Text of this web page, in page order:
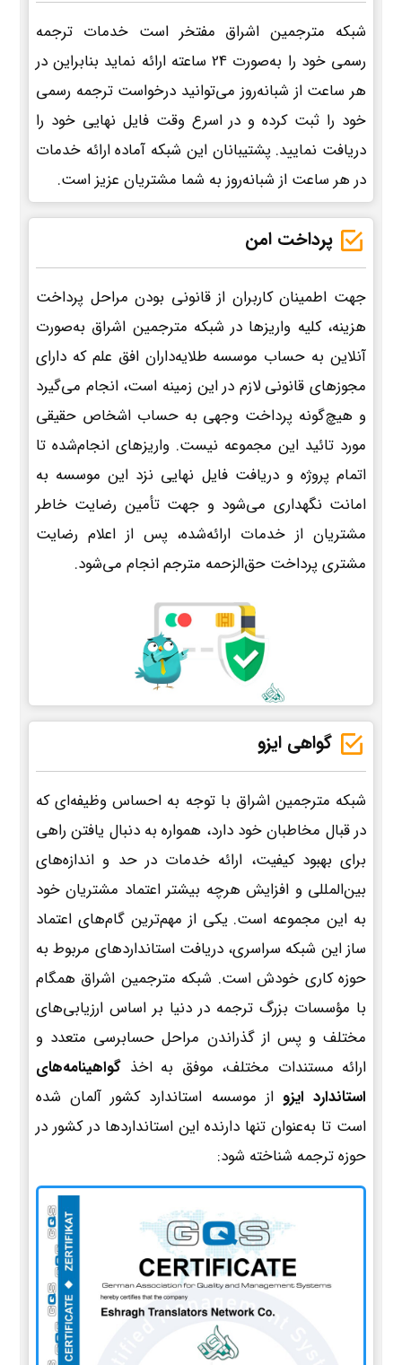
شبکه مترجمین اشراق مفتخر است خدمات ترجمه
رسمی خود را به‌صورت 24 ساعته ارائه نماید بنابراین در
هر ساعت از شبانه‌روز می‌توانید درخواست ترجمه رسمی
خود را ثبت کرده و در اسرع وقت فایل نهایی خود را
دریافت نمایید. پشتیبانان این شبکه آماده ارائه خدمات
در هر ساعت از شبانه‌روز به شما مشتریان عزیز است.
پرداخت امن
جهت اطمینان کاربران از قانونی بودن مراحل پرداخت
هزینه، کلیه واریزها در شبکه مترجمین اشراق به‌صورت
آنلاین به حساب موسسه طلایه‌داران افق علم که دارای
مجوزهای قانونی لازم در این زمینه است، انجام می‌گیرد
و هیچ‌گونه پرداخت وجهی به حساب اشخاص حقیقی
مورد تائید این مجموعه نیست. واریزهای انجام‌شده تا
اتمام پروژه و دریافت فایل نهایی نزد این موسسه به
امانت نگهداری می‌شود و جهت تأمین رضایت خاطر
مشتریان از خدمات ارائه‌شده، پس از اعلام رضایت
مشتری پرداخت حق‌الزحمه مترجم انجام می‌شود.
گواهی ایزو
شبکه مترجمین اشراق با توجه به احساس وظیفه‌ای که
در قبال مخاطبان خود دارد، همواره به دنبال یافتن راهی
برای بهبود کیفیت، ارائه خدمات در حد و اندازه‌های
بین‌المللی و افزایش هرچه بیشتر اعتماد مشتریان خود
به این مجموعه است. یکی از مهم‌ترین گام‌های اعتماد
ساز این شبکه سراسری، دریافت استانداردهای مربوط به
حوزه کاری خودش است. شبکه مترجمین اشراق همگام
با مؤسسات بزرگ ترجمه در دنیا بر اساس ارزیابی‌های
مختلف و پس از گذراندن مراحل حسابرسی متعدد و
ارائه مستندات مختلف، موفق به اخذ گواهینامه‌های
استاندارد ایزو از موسسه استاندارد کشور آلمان شده
است تا به‌عنوان تنها دارنده این استانداردها در کشور در
حوزه ترجمه شناخته شود: